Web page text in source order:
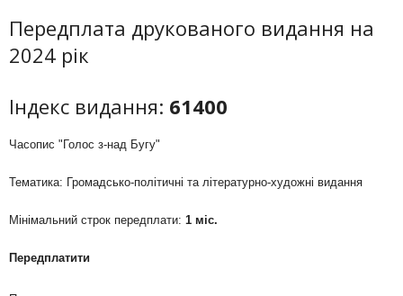
Передплата друкованого видання на
2024 рік
Індекс видання: 61400
Часопис "Голос з-над Бугу"
Тематика: Громадсько-політичні та літературно-художні видання
Мінімальний строк передплати: 1 міс.
Передплатити